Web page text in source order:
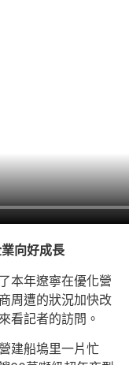
向好成長
本年遼寧在優化營
周遭的狀況加快改
看記者的訪問。
建船塢里一片忙